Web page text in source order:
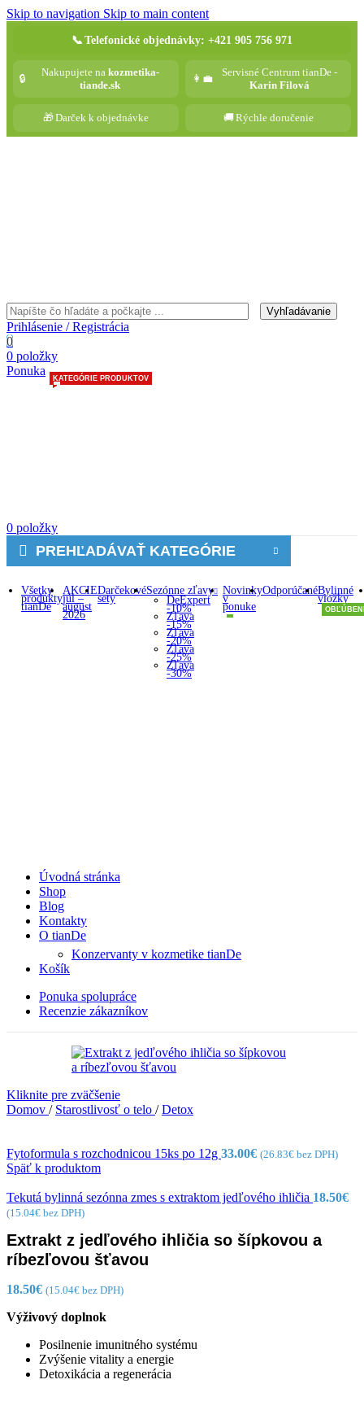
Skip to navigation Skip to main content
📞 Telefonické objednávky: +421 905 756 971
🔒
Nakupujete na kozmetika-
tiande.sk
👩‍💼
Servisné Centrum tianDe -
Karin Filová
🎁Darček k objednávke 🚚Rýchle doručenie
Vyhľadávanie
Prihlásenie / Registrácia
0
0 položky
Ponuka
0 položky
PREHĽADÁVAŤ KATEGÓRIE
Všetky
produkty
tianDe
AKCIE
júl –
august
2026
Darčekové
sety
Sezónne zľavy
DeExpert
-10%
Zľava
-15%
Zľava
-20%
Zľava
-25%
Zľava
-30%
Novinky
v
ponuke
OdporúčanéBylinné
vložky
Úvodná stránka
Shop
KATEGÓRIE PRODUKTOV
Blog
Kontakty
O tianDe
Konzervanty v kozmetike tianDe
Košík
Ponuka spolupráce
Recenzie zákazníkov
Kliknite pre zväčšenie
Domov / Starostlivosť o telo / Detox
Fytoformula s rozchodnicou 15ks po 12g 33.00€ (26.83€ bez DPH)
Späť k produktom
Tekutá bylinná sezónna zmes s extraktom jedľového ihličia 18.50€
(15.04€ bez DPH)
Extrakt z jedľového ihličia so šípkovou a
ríbezľovou šťavou
18.50€ (15.04€ bez DPH)
Výživový doplnok
Posilnenie imunitného systému
Zvýšenie vitality a energie
Detoxikácia a regenerácia